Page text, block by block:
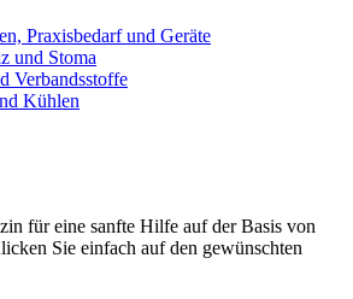
Praxisbedarf und Geräte
und Stoma
Verbandsstoffe
Kühlen
für eine sanfte Hilfe auf der Basis von
Sie einfach auf den gewünschten